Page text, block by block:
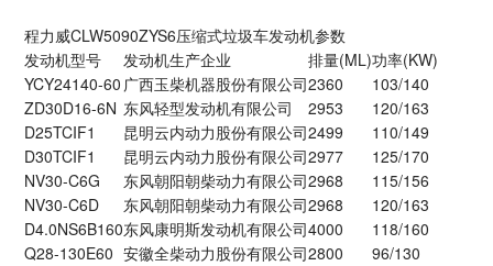
程力威CLW5090ZYS6压缩式垃圾车发动机参数
发动机型号
发动机生产企业 排量(ML)功率(KW)
YCY24140-60 广西玉柴机器股份有限公司2360
103/140
ZD30D16-6N 东风轻型发动机有限公司 2953
120/163
D25TCIF1
昆明云内动力股份有限公司2499
110/149
D30TCIF1
昆明云内动力股份有限公司2977
125/170
NV30-C6G
东风朝阳朝柴动力有限公司2968
115/156
NV30-C6D
东风朝阳朝柴动力有限公司2968
120/163
D4.0NS6B160东风康明斯发动机有限公司4000
118/160
Q28-130E60 安徽全柴动力股份有限公司2800 96/130